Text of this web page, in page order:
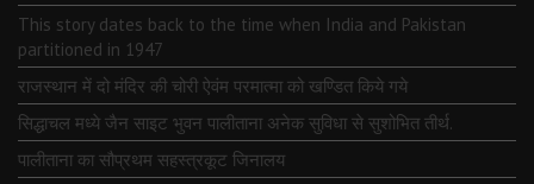
This story dates back to the time when India and Pakistan
partitioned in 1947
राजस्थान में दो मंदिर की चोरी ऐवंम परमात्मा को खण्डित किये गये
सिद्धाचल मध्ये जैन साइट भुवन पालीताना अनेक सुविधा से सुशोभित तीर्थ.
पालीताना का सौप्रथम सहस्त्रकूट जिनालय